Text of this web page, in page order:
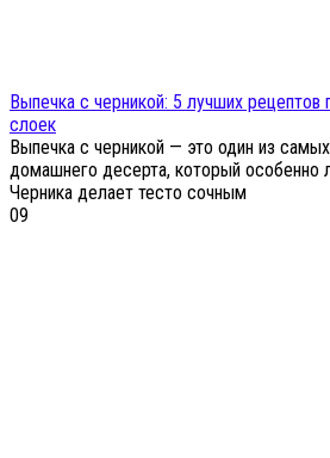
Выпечка с черникой: 5 лучших рецептов
слоек
Выпечка с черникой — это один из
домашнего десерта, который особенно
Черника делает тесто сочным
09